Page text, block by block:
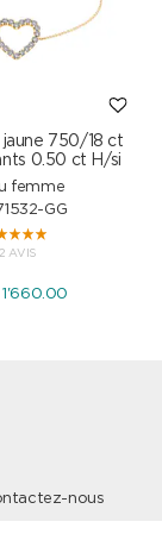
750/18 ct
0.50 ct H/si
femme
GG
2 AVIS
1'660.00
nous